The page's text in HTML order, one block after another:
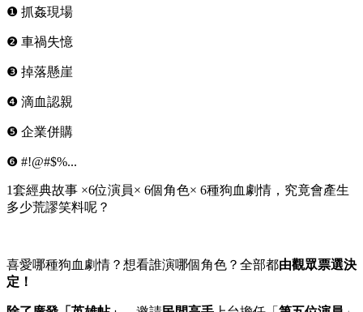
❶ 抓姦現場
❷ 車禍失憶
❸ 掉落懸崖
❹ 滴血認親
❺ 企業併購
❻ #!@#$%...
1套經典故事 ×6位演員× 6個角色× 6種狗血劇情，究竟會產生
多少荒謬笑料呢？
喜愛哪種狗血劇情？想看誰演哪個角色？全部都由觀眾票選決
定！